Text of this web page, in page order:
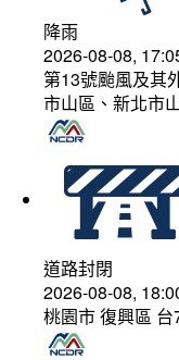
降雨
2026-08-08,
第13號颱風及其
市山區、新北市
道路封閉
2026-08-08,
桃園市 復興區